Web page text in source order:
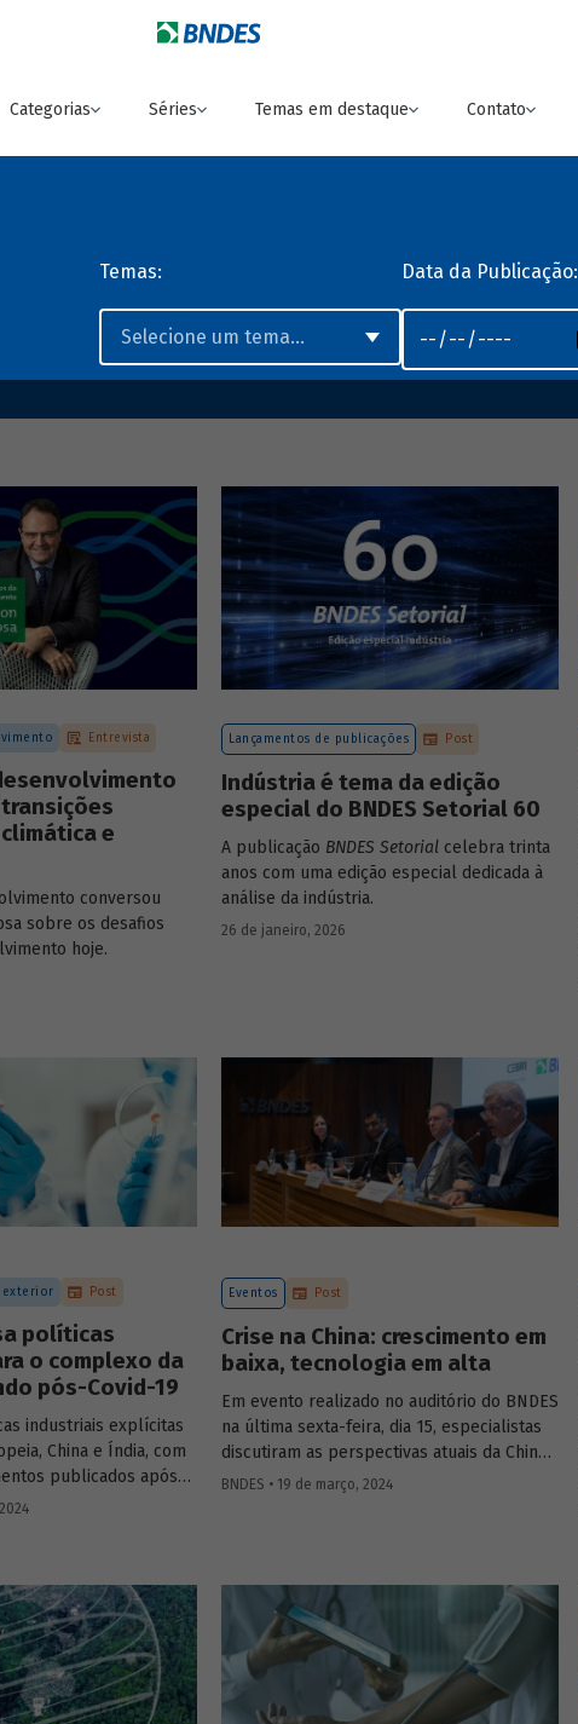
Categorias Séries Temas em destaque Contato
Temas: Data da Publicação:
Entrevista
e
conversou
sobre os desafios
hoje.
Lançamentos de publicações Post
Indústria é tema da edição
especial do BNDES Setorial 60
A publicação BNDES Setorial celebra trinta
anos com uma edição especial dedicada à
análise da indústria.
26 de janeiro, 2026
exterior Post
políticas
o complexo da
pós-Covid-19
industriais explícitas
China e Índia, com
publicados após
identificar
Eventos Post
Crise na China: crescimento em
baixa, tecnologia em alta
Em evento realizado no auditório do BNDES
na última sexta-feira, dia 15, especialistas
discutiram as perspectivas atuais da China
e seus impactos econômicos e
BNDES • 19 de março, 2024